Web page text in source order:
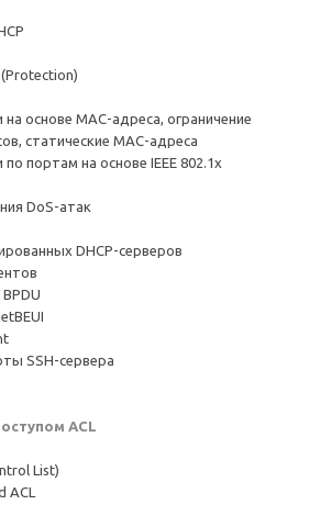
(Protection)
основе MAC-адреса, ограничение
статические MAC-адреса
портам на основе IEEE 802.1x
DoS-атак
DHCP-серверов
SSH-сервера
ACL
List)
ACL